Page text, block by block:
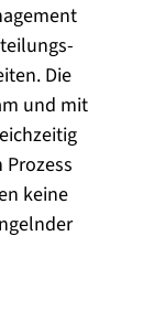
Die
und mit
keine